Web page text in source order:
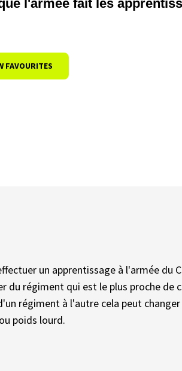
l'armée fait les
FAVOURITES
un apprentissage à l'armée du
du régiment qui est le plus proche de
régiment à l'autre cela peut
poids lourd.